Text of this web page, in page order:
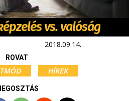
vs. valóság
2018.09.14.
ROVAT
HÍREK